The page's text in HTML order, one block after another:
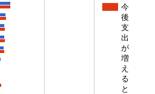
今
後
支
出
が
増
え
る
と